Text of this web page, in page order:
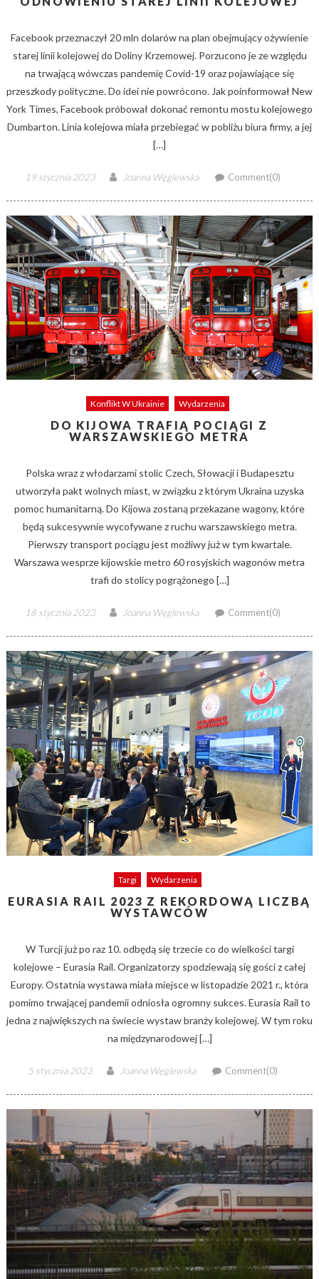
Facebook przeznaczył 20 mln dolarów na plan obejmujący ożywienie
starej linii kolejowej do Doliny Krzemowej. Porzucono je ze względu
na trwającą wówczas pandemię Covid-19 oraz pojawiające się
przeszkody polityczne. Do idei nie powrócono. Jak poinformował New
York Times, Facebook próbował dokonać remontu mostu kolejowego
Dumbarton. Linia kolejowa miała przebiegać w pobliżu biura firmy, a jej
[…]
Posted
19 stycznia 2023 Author
Joanna Węglewska Comment(0)
Konflikt W Ukrainie Wydarzenia
DO KIJOWA TRAFIĄ POCIĄGI Z
WARSZAWSKIEGO METRA
Polska wraz z włodarzami stolic Czech, Słowacji i Budapesztu
utworzyła pakt wolnych miast, w związku z którym Ukraina uzyska
pomoc humanitarną. Do Kijowa zostaną przekazane wagony, które
będą sukcesywnie wycofywane z ruchu warszawskiego metra.
Pierwszy transport pociągu jest możliwy już w tym kwartale.
Warszawa wesprze kijowskie metro 60 rosyjskich wagonów metra
trafi do stolicy pogrążonego […]
Posted
18 stycznia 2023 Author
Joanna Węglewska Comment(0)
Targi Wydarzenia
EURASIA RAIL 2023 Z REKORDOWĄ LICZBĄ
WYSTAWCÓW
W Turcji już po raz 10. odbędą się trzecie co do wielkości targi
kolejowe – Eurasia Rail. Organizatorzy spodziewają się gości z całej
Europy. Ostatnia wystawa miała miejsce w listopadzie 2021 r., która
pomimo trwającej pandemii odniosła ogromny sukces. Eurasia Rail to
jedna z największych na świecie wystaw branży kolejowej. W tym roku
na międzynarodowej […]
Posted
5 stycznia 2023 Author
Joanna Węglewska Comment(0)